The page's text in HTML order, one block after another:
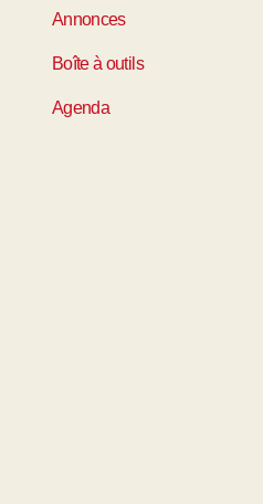
Annonces
Boîte à outils
Agenda